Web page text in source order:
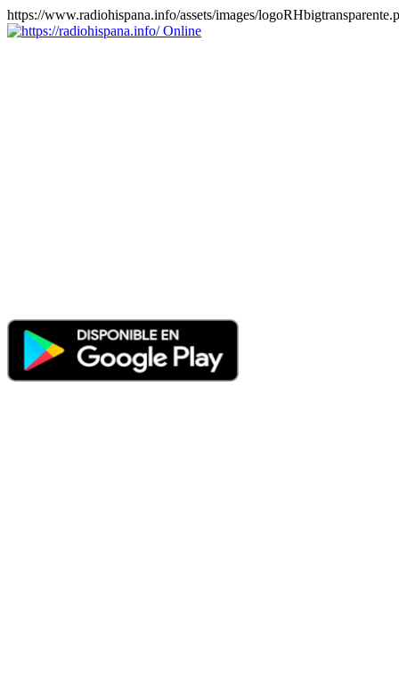
https://www.radiohispana.info/assets/images/
Online